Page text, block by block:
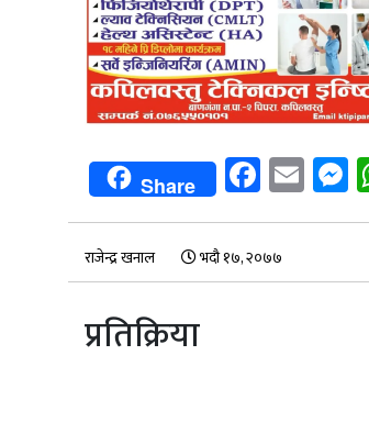
Share
राजेन्द्र खनाल भदौ १७, २०७७
प्रतिक्रिया